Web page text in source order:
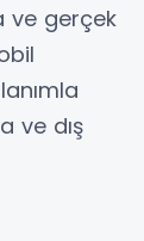
ve gerçek
ve dış